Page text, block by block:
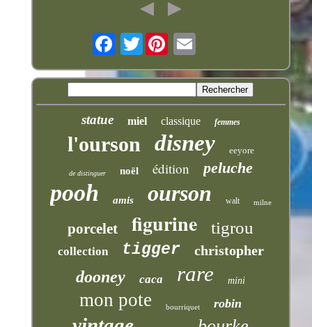
Twitter
statue miel classique femmes
l'ourson disney eeyore
de distinguer noël édition peluche
pooh amis ourson walt milne
porcelet figurine tigrou
collection tigger christopher
dooney caca rare mini
mon pote bourriquet robin